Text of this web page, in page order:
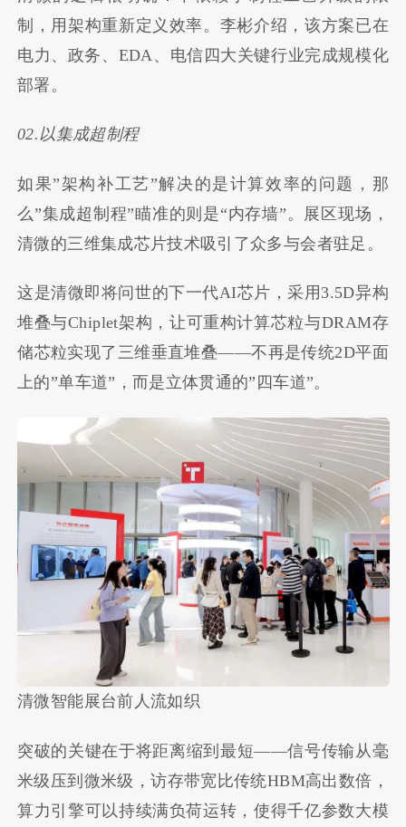
制，用架构重新定义效率。李彬介绍，该方案已在
电力、政务、EDA、电信四大关键行业完成规模化
部署。
02.以集成超制程
如果”架构补工艺”解决的是计算效率的问题，那
么”集成超制程”瞄准的则是“内存墙”。展区现场，
清微的三维集成芯片技术吸引了众多与会者驻足。
这是清微即将问世的下一代AI芯片，采用3.5D异构
堆叠与Chiplet架构，让可重构计算芯粒与DRAM存
储芯粒实现了三维垂直堆叠——不再是传统2D平面
上的”单车道”，而是立体贯通的”四车道”。
清微智能展台前人流如织
突破的关键在于将距离缩到最短——信号传输从毫
米级压到微米级，访存带宽比传统HBM高出数倍，
算力引擎可以持续满负荷运转，使得千亿参数大模